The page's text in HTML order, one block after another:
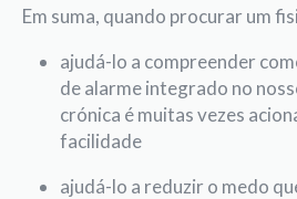
Em suma, quando procurar um
ajudá-lo a compreender
de alarme integrado no
crónica é muitas vezes
facilidade
ajudá-lo a reduzir o medo